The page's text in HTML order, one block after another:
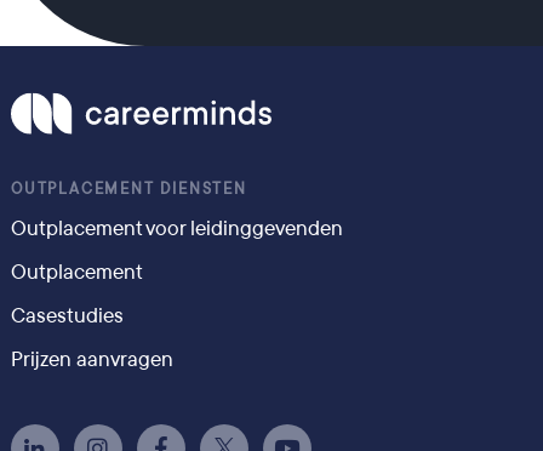
OUTPLACEMENT DIENSTEN
Outplacement voor leidinggevenden
Outplacement
Casestudies
Prijzen aanvragen